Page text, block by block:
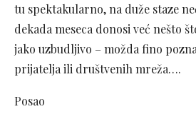
tu spektakularno, na duže staze
dekada meseca donosi već nešto
jako uzbudljivo – možda fino
prijatelja ili društvenih mreža….
Posao